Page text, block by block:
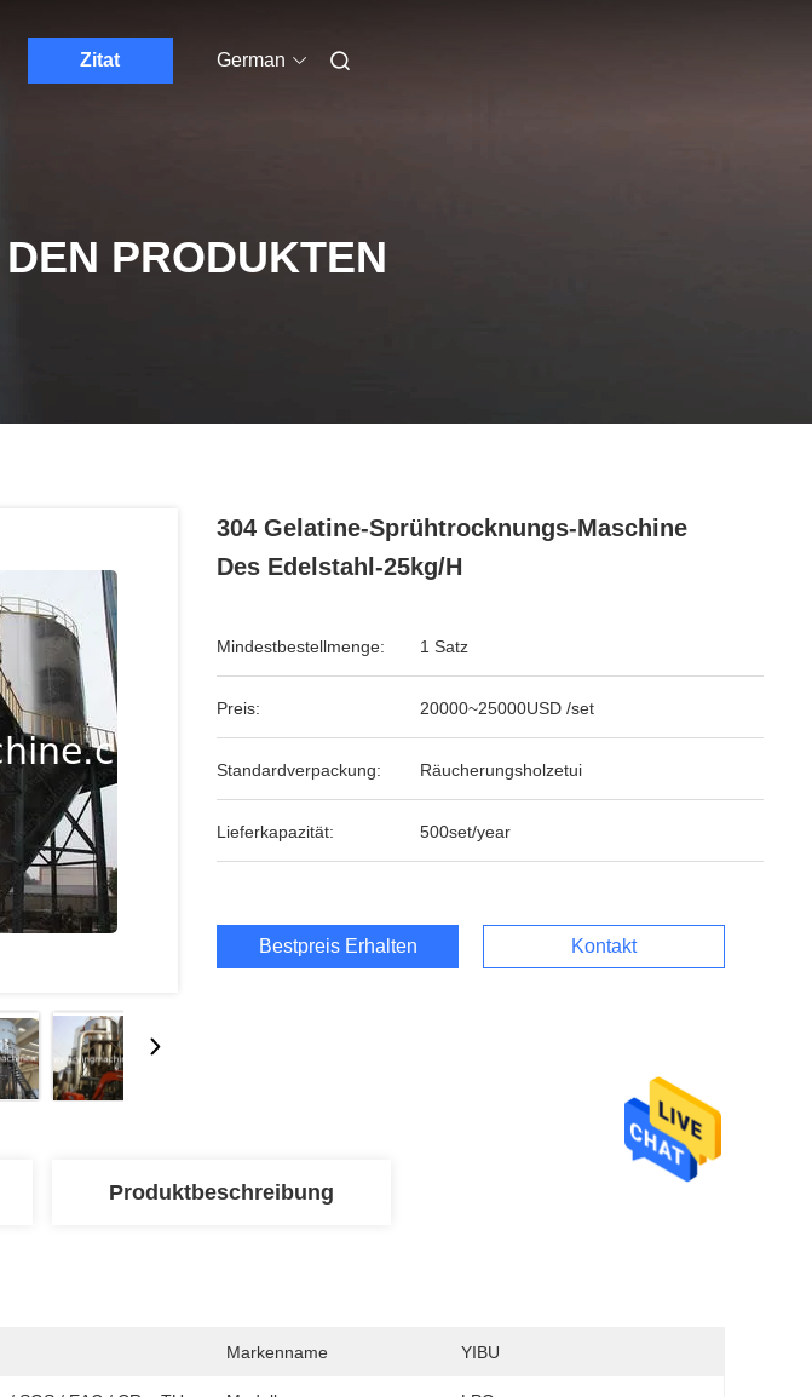
Zitat German
PRODUKTEN
304 Gelatine-Sprühtrocknungs-Maschine
Des Edelstahl-25kg/H
Mindestbestellmenge: 1 Satz
Preis: 20000~25000USD /set
Standardverpackung: Räucherungsholzetui
Lieferkapazität: 500set/year
Bestpreis Erhalten Kontakt
Produktbeschreibung
Markenname YIBU